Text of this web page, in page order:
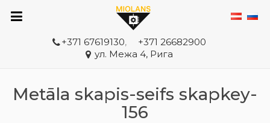
+371 67619130,
+371 26682900
ул. Межа 4, Рига
Metāla skapis-seifs skapkey-
156